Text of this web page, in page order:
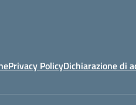
Privacy PolicyDichiarazione di